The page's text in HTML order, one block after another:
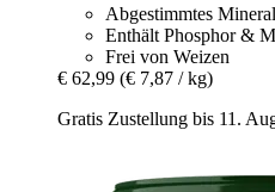
Abgestimmtes
Enthält Phosphor &
Frei von Weizen
€ 62,99 (€ 7,87 / kg)
Gratis Zustellung bis 11.